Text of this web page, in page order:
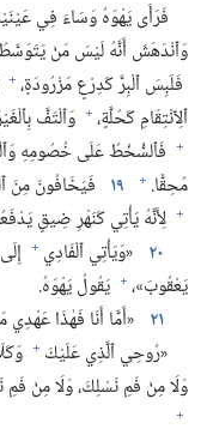
فَرَأَى يَهْوَهُ وَسَاءَ فِي
وَٱنْدَهَشَ أَنَّهُ لَيْسَ مَنْ
فَلَبِسَ ٱلْبِرَّ كَدِرْعٍ مَزْرُودَةٍ،‏ +
ٱلِٱنْتِقَامِ كَحُلَّةٍ،‏ + وَٱلْتَفَّ
+ فَٱلسُّخْطُ عَلَى خُصُومِهِ
مُحِقًّا.‏ + ١٩ فَيَخَافُونَ مِنَ
+ لِأَنَّهُ يَأْتِي كَنَهْرِ ضِيقٍ
٢٠ ‏«وَيَأْتِي ٱلْفَادِي +
يَعْقُوبَ»،‏ + يَقُولُ يَهْوَهُ.‏
٢١ ‏«أَمَّا أَنَا فَهٰذَا عَهْدِي
‏«رُوحِي ٱلَّذِي عَلَيْكَ +
وَلَا مِنْ فَمِ نَسْلِكَ،‏ وَلَا مِنْ فَمِ
+